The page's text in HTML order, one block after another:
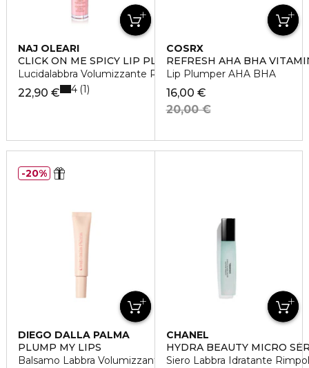
NAJ OLEARI
CLICK ON ME SPICY LIP PLUMPER
Lucidalabbra Volumizzante Rimpolpante
22,90 € 4 1
COSRX
REFRESH AHA BHA
Lip Plumper AHA BHA
16,00 €
20,00 €
DIEGO DALLA PALMA
PLUMP MY LIPS
Balsamo Labbra Volumizzante
20%
CHANEL
HYDRA BEAUTY MICRO
Siero Labbra Idratante